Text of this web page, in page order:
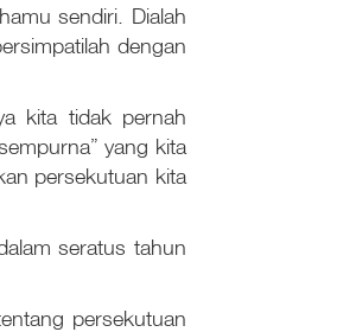
sendiri. Dialah
dengan
kita tidak pernah
yang kita
persekutuan kita
seratus tahun
persekutuan